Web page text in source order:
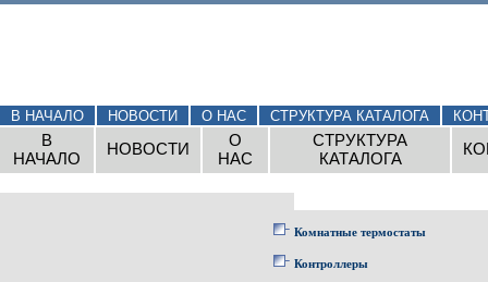
В НАЧАЛО НОВОСТИ О НАС СТРУКТУРА КАТАЛОГА
В
НАЧАЛО
НОВОСТИ
О
НАС
СТРУКТУРА
КАТАЛОГА
Комнатные термостаты
Контроллеры